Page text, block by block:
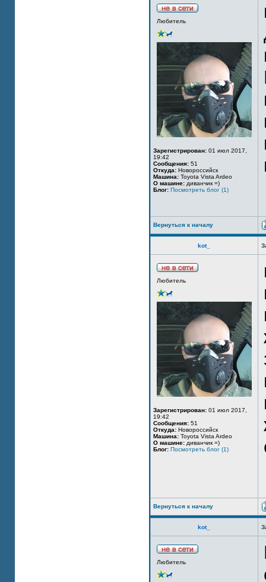
Любитель
Зарегистрирован: 01 июл 2017,
19:42
Сообщения: 51
Откуда: Новороссийск
Машина: Toyota Vista Ardeo
О машине: диванчик =)
Блог: Посмотреть блог (1)
Вернуться к началу
kot_
Любитель
Зарегистрирован: 01 июл 2017,
19:42
Сообщения: 51
Откуда: Новороссийск
Машина: Toyota Vista Ardeo
О машине: диванчик =)
Блог: Посмотреть блог (1)
Вернуться к началу
kot_
Любитель